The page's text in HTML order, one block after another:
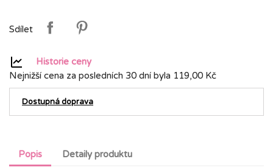
Sdílet
Historie ceny
Nejnižší cena za posledních 30 dní byla 119,00 Kč
Dostupná doprava
Popis Detaily produktu